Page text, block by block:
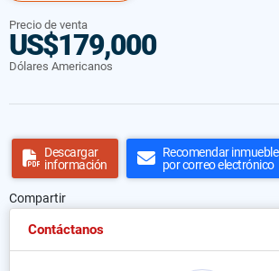
Precio de venta
US$179,000
Dólares Americanos
Descargar
información
Recomendar inmueble
por correo electrónico
Compartir
Contáctanos